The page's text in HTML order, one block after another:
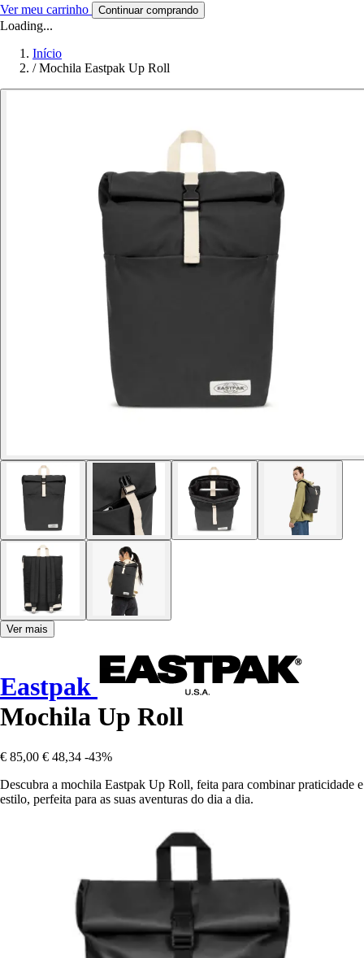
Ver meu carrinho Continuar comprando
Loading...
Início
/ Mochila Eastpak Up Roll
Ver mais
Eastpak
Mochila Up Roll
€ 85,00 € 48,34 -43%
Descubra a mochila Eastpak Up Roll, feita para combinar praticidade e
estilo, perfeita para as suas aventuras do dia a dia.